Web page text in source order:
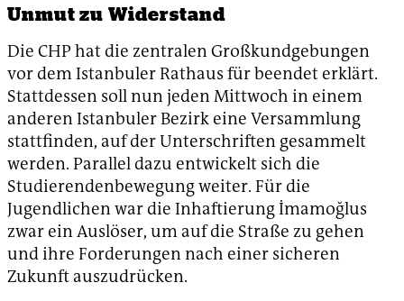
Unmut zu Widerstand
Die CHP hat die zentralen Großkundgebungen
vor dem Istanbuler Rathaus für beendet erklärt.
Stattdessen soll nun jeden Mittwoch in einem
anderen Istanbuler Bezirk eine Versammlung
stattfinden, auf der Unterschriften gesammelt
werden. Parallel dazu entwickelt sich die
Studierendenbewegung weiter. Für die
Jugendlichen war die Inhaftierung İmamoğlus
zwar ein Auslöser, um auf die Straße zu gehen
und ihre Forderungen nach einer sicheren
Zukunft auszudrücken.